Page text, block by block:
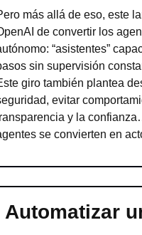
más allá de eso, este
de convertir los
“asistentes”
sin supervisión
giro también plantea
evitar
y la
se convierten en
Automatizar